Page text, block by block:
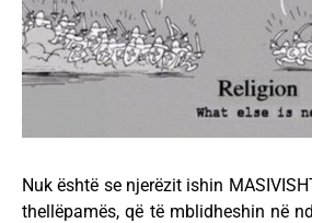
Nuk është se njerëzit ishin
thellëpamës, që të mblidheshin në